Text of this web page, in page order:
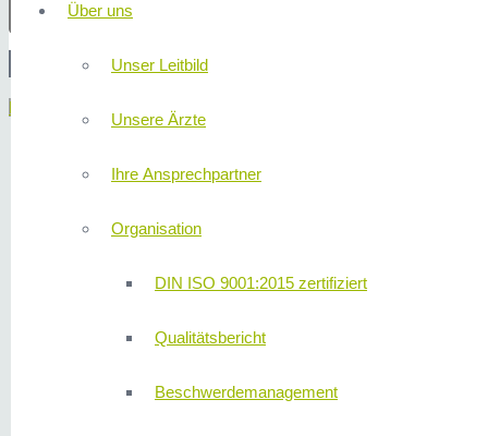
Über uns
Unser Leitbild
Unsere Ärzte
Ihre Ansprechpartner
Organisation
DIN ISO 9001:2015 zertifiziert
Qualitätsbericht
Beschwerdemanagement
Menü